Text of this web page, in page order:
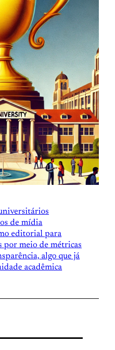
de mídia
editorial para
por meio de métricas
algo que já
acadêmica